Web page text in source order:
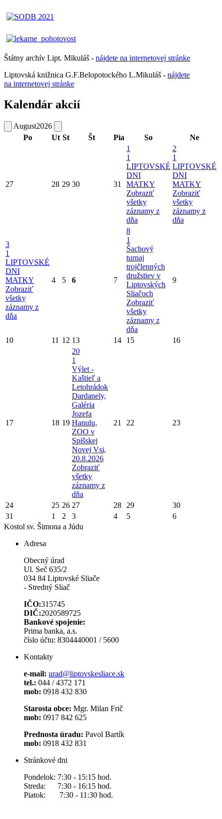
Štátny archív Lipt. Mikuláš - nájdete na internetovej stránke
Liptovská knižnica G.F.Belopotockého L.Mikuláš - nájdete
na internetovej stránke
Kalendár akcií
August2026
Po
Ut St Št Pia So Ne
27 28 29 30 31
1
1
LIPTOVSKÉ
DNI
MATKY
Zobraziť
všetky
záznamy z
dňa
2
1
LIPTOVSKÉ
DNI
MATKY
Zobraziť
všetky
záznamy z
dňa
3
1
LIPTOVSKÉ
DNI
MATKY
Zobraziť
všetky
záznamy z
dňa
4 5 6 7
8
1
Šachový
turnaj
trojčlenných
družstiev v
Liptovských
Sliačoch
Zobraziť
všetky
záznamy z
dňa
9
10 11 12 13 14 15 16
17 18 19
20
1
Výlet -
Kaštieľ a
Letohrádok
Dardanely,
Galéria
Jozefa
Hanulu,
ZOO v
Spišskej
Novej Vsi,
20.8.2026
Zobraziť
všetky
záznamy z
dňa
21 22 23
24 25 26 27 28 29
30
31
1 2 3 4 5
6
Kostol sv. Šimona a Júdu
Adresa
Obecný úrad
Ul. Seč 635/2
034 84 Liptovské Sliače
- Stredný Sliač
IČO:315745
DIČ:2020589725
Bankové spojenie:
Prima banka, a.s.
číslo účtu: 8304440001 / 5600
Kontakty
e-mail: urad@liptovskesliace.sk
tel.: 044 / 4372 171
mob: 0918 432 830
Starosta obce: Mgr. Milan Frič
mob: 0917 842 625
Prednosta úradu: Pavol Bartík
mob: 0918 432 831
Stránkové dni
Pondelok: 7:30 - 15:15 hod.
Streda: 7:30 - 16:15 hod.
Piatok: 7:30 - 11:30 hod.